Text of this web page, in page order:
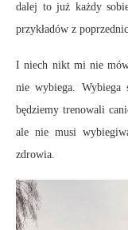
dalej to już każdy
przykładów z
I niech nikt mi nie
nie wybiega.
będziemy trenowali
ale nie musi
zdrowia.